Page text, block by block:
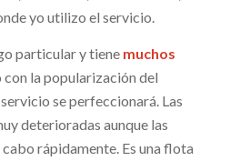
yo utilizo el servicio.
particular y tiene muchos
con la popularización del
se perfeccionará. Las
deterioradas aunque las
rápidamente. Es una flota